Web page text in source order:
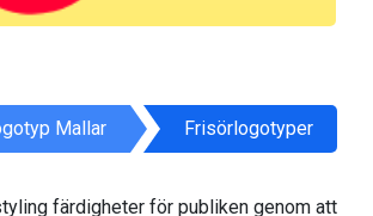
Mallar Frisörlogotyper
färdigheter för publiken genom att